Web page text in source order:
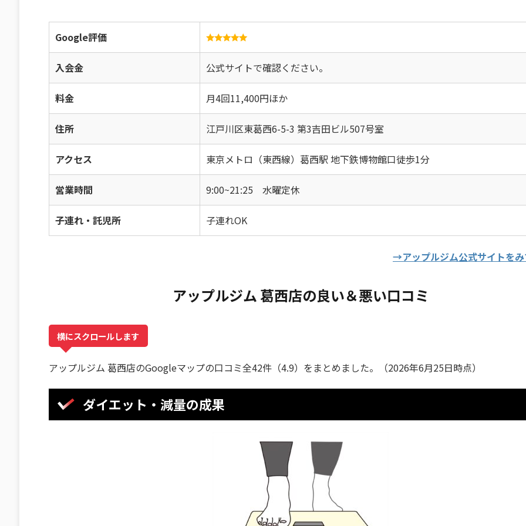
Google評価
入会金 公式サイトで確認ください。
料金 月4回11,400円ほか
住所 江戸川区東葛西6-5-3 第3吉田ビル507号室
アクセス 東京メトロ（東西線）葛西駅 地下鉄博物館口徒歩1分
営業時間 9:00~21:25 水曜定休
子連れ・託児所 子連れOK
→アップルジム公式サイトを
アップルジム 葛西店の良い＆悪い口コミ
横にスクロールします
アップルジム 葛西店のGoogleマップの口コミ全42件（4.9）をまとめました。（2026年6月25日時点）
ダイエット・減量の成果